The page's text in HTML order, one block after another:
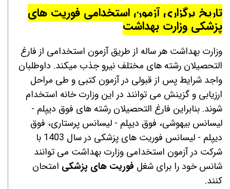
تاریخ برگزاری آزمون استخدامی فوریت های
پزشکی وزارت بهداشت
وزارت بهداشت هر ساله از طریق آزمون استخدامی از فارغ
التحصیلان رشته های مختلف نیرو جذب میکند. داوطلبان
واجد شرایط پس از قبولی در آزمون کتبی و طی مراحل
ارزیابی و گزینش می توانند در این وزارت خانه استخدام
شوند. بنابراین فارغ التحصیلان رشته های فوق دیپلم -
لیسانس بیهوشی، فوق دیپلم - لیسانس پرستاری، فوق
دیپلم - لیسانس فوریت های پزشکی
در سال 1403 با
شرکت در آزمون استخدامی وزارت بهداشت می توانند
شانس خود را برای شغل فوریت های پزشکی امتحان
کنند.